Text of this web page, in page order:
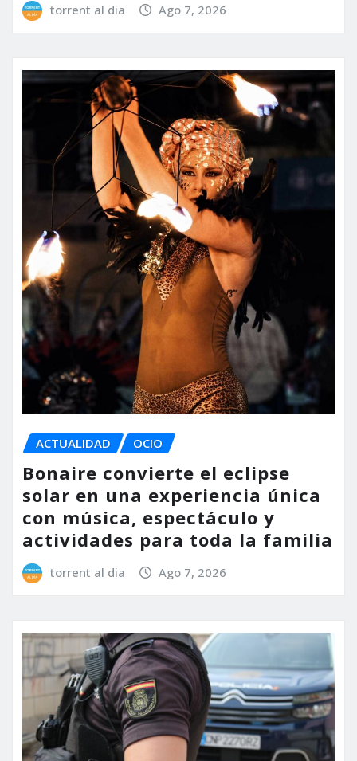
torrent al dia Ago 7, 2026
ACTUALIDAD OCIO
Bonaire convierte el eclipse
solar en una experiencia única
con música, espectáculo y
actividades para toda la familia
torrent al dia Ago 7, 2026